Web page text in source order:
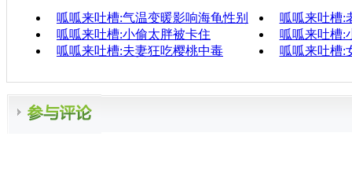
呱呱来吐槽:气温变暖影响海龟性别
呱呱来吐槽:
呱呱来吐槽:小偷太胖被卡住
呱呱来吐槽:
呱呱来吐槽:夫妻狂吃樱桃中毒
呱呱来吐槽: